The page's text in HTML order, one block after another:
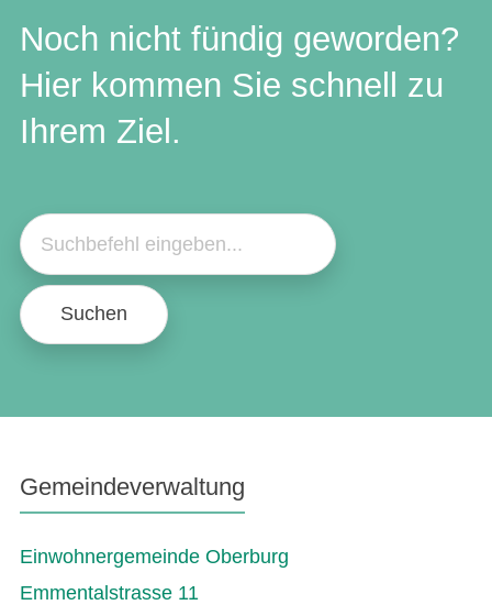
Noch nicht fündig geworden?
Hier kommen Sie schnell zu
Ihrem Ziel.
Suchen
Gemeindeverwaltung
Einwohnergemeinde Oberburg
Emmentalstrasse 11